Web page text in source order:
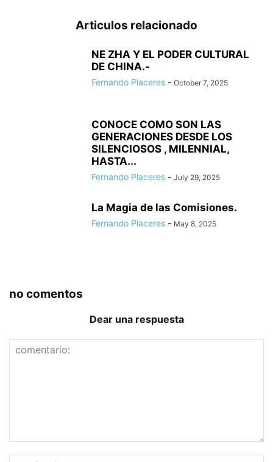
Articulos relacionado
NE ZHA Y EL PODER CULTURAL
DE CHINA.-
Fernando Placeres - October 7, 2025
CONOCE COMO SON LAS
GENERACIONES DESDE LOS
SILENCIOSOS , MILENNIAL,
HASTA...
Fernando Placeres - July 29, 2025
La Magia de las Comisiones.
Fernando Placeres - May 8, 2025
no comentos
Dear una respuesta